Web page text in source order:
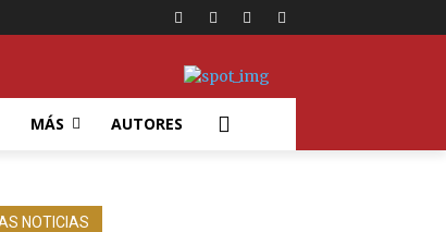
MÁS AUTORES
NOTICIAS